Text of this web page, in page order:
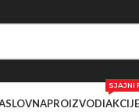
PROIZVODI
SJAJNI